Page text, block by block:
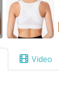
Video